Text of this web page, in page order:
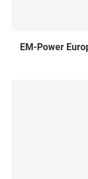
EM-Power